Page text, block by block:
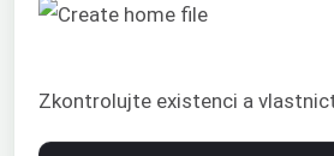
Zkontrolujte existenci a